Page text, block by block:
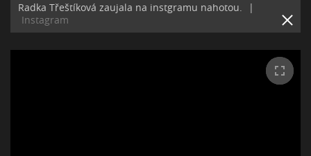
Radka Třeštíková zaujala na instgramu nahotou.
|
Instagram